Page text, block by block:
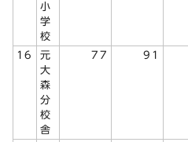
小
学
校
16
元
大
森
分
校
舎
77 91